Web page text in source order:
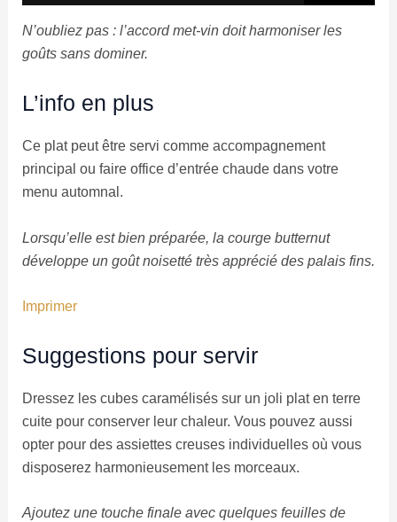
N’oubliez pas : l’accord met-vin doit harmoniser les
goûts sans dominer.
L’info en plus
Ce plat peut être servi comme accompagnement
principal ou faire office d’entrée chaude dans votre
menu automnal.
Lorsqu’elle est bien préparée, la courge butternut
développe un goût noisetté très apprécié des palais fins.
Imprimer
Suggestions pour servir
Dressez les cubes caramélisés sur un joli plat en terre
cuite pour conserver leur chaleur. Vous pouvez aussi
opter pour des assiettes creuses individuelles où vous
disposerez harmonieusement les morceaux.
Ajoutez une touche finale avec quelques feuilles de